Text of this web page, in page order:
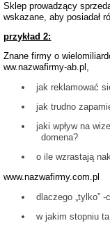
Sklep prowadzący
wskazane, aby posiadał
przykład 2:
Znane firmy o
ww.nazwafirmy-ab.pl,
jak reklamować
jak trudno
jaki wpływ na
domena?
o ile wzrastają
www.nazwafirmy.com.pl
dlaczego „tylko”
w jakim stopniu